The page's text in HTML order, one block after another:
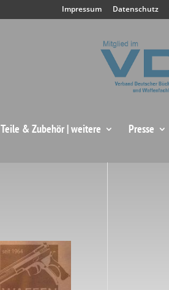
Impressum Datenschutz
Teile & Zubehör | weitere Presse